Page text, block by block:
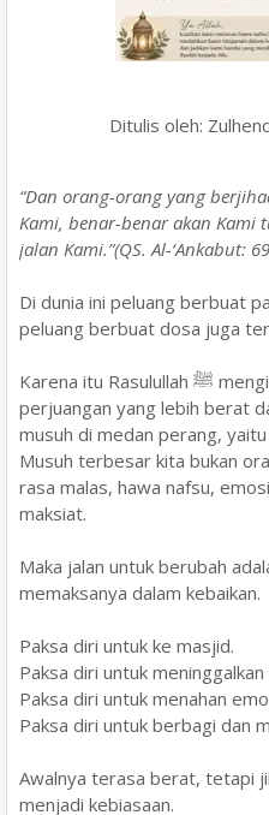
Ditulis oleh:
“Dan orang-orang yang
Kami, benar-benar akan Kami
jalan Kami.”(QS. Al-‘Ankabut:
Di dunia ini peluang berbuat
peluang berbuat dosa juga
Karena itu Rasulullah ﷺ mengingatkan bahwa ada
perjuangan yang lebih berat
musuh di medan perang,
Musuh terbesar kita bukan
rasa malas, hawa nafsu,
maksiat.
Maka jalan untuk berubah
memaksanya dalam kebaikan.
Paksa diri untuk ke masjid.
Paksa diri untuk meninggalkan
Paksa diri untuk menahan
Paksa diri untuk berbagi dan
Awalnya terasa berat, tetapi
menjadi kebiasaan.